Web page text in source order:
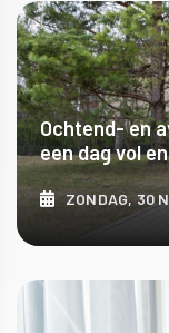
Ochtend- en
een dag vol
ZONDAG, 30